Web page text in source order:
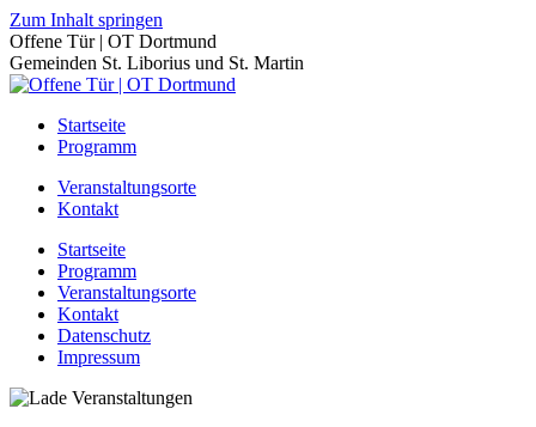
Zum Inhalt springen
Offene Tür | OT Dortmund
Gemeinden St. Liborius und St. Martin
Startseite
Programm
Veranstaltungsorte
Kontakt
Startseite
Programm
Veranstaltungsorte
Kontakt
Datenschutz
Impressum